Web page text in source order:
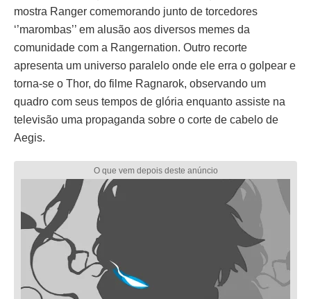
mostra Ranger comemorando junto de torcedores
‘’marombas’’ em alusão aos diversos memes da
comunidade com a Rangernation. Outro recorte
apresenta um universo paralelo onde ele erra o golpear e
torna-se o Thor, do filme Ragnarok, observando um
quadro com seus tempos de glória enquanto assiste na
televisão uma propaganda sobre o corte de cabelo de
Aegis.